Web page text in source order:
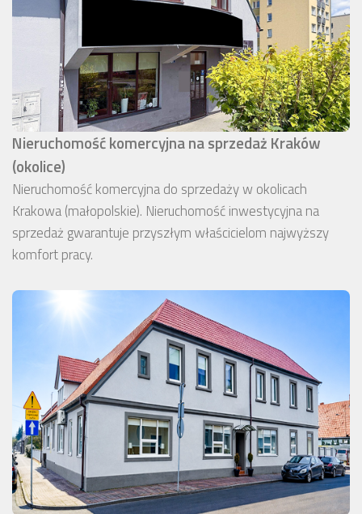
Nieruchomość komercyjna na sprzedaż Kraków
(okolice)
Nieruchomość komercyjna do sprzedaży w okolicach
Krakowa (małopolskie). Nieruchomość inwestycyjna na
sprzedaż gwarantuje przyszłym właścicielom najwyższy
komfort pracy.